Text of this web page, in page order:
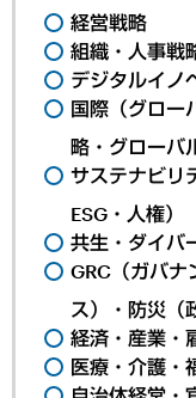
経営戦略
組織・人事戦
デジタルイノ
国際（グロー
略・グローバ
サステナビリ
ESG・人権）
共生・ダイバ
GRC（ガバナ
ス）・防災（
経済・産業・
医療・介護・